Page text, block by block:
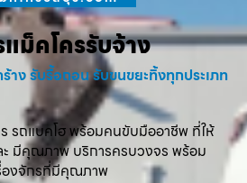
ม็คโครรับจ้าง
าง รับรื้อถอน รับขนขยะทิ้งทุกประเภท
ร รถแบคโฮ พร้อมคนขับมืออาชีพ ที่ให้
ะ มีคุณภาพ บริการครบวงจร พร้อม
องจักรที่มีคุณภาพ